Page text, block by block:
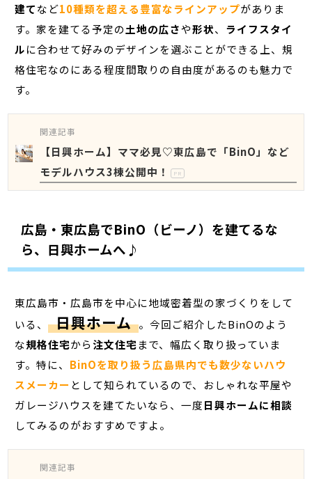
建てなど10種類を超える豊富なラインアップがありま
す。家を建てる予定の土地の広さや形状、 ライフスタイ
ルに合わせて好みのデザインを選ぶことができる上、規
格住宅なのにある程度間取りの自由度があるのも魅力で
す。
関連記事
【日興ホーム】ママ必見♡東広島で「BinO」など
モデルハウス3棟公開中！
PR
広島・東広島でBinO（ビーノ）を建てるな
ら、日興ホームへ♪
東広島市・広島市を中心に地域密着型の家づくりをして
いる、 日興ホーム 。今回ご紹介したBinOのよう
な規格住宅から注文住宅まで、幅広く取り扱っていま
す。特に、 BinOを取り扱う広島県内でも数少ないハウ
スメーカー として知られているので、おしゃれな平屋や
ガレージハウスを建てたいなら、一度日興ホームに相談
してみるのがおすすめですよ。
関連記事